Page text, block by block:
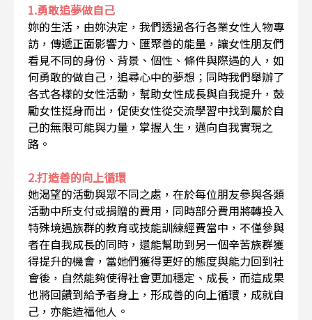
1.勇敢追夢做自己
妳的生活，由妳決定，我們透過各行各業女性人物專
訪，傳遞正面影響力、匯聚善的能量，讓女性朋友們
看見不同的身份、背景、個性、條件與際遇的人，如
何勇敢的做自己，追尋心中的夢想；同時我們舉辦了
各式各樣的女性活動，幫助女性成長與自我提升，鼓
勵女性挺身而出，促使女性從交流學習中找到屬於自
己的無限可能與力量，掌握人生，邁向自我實現之
路。
2.打造善的向上循環
她渴望的活動與眾不同之處，在於每位朋友參與各類
活動中所支付或捐贈的費用，同時部分費用將轉投入
特殊境遇族群的教育或技能訓練經費當中，不僅參與
者在自我成長的同時，還能幫助到另一個辛苦族群獲
得提升的機會，當她們獲得更好的態度與能力回到社
會後，自然能夠使得社會更加穩定、成長，而這成果
也將回饋到給予者身上，形成善的向上循環，成就自
己，亦能造福他人。